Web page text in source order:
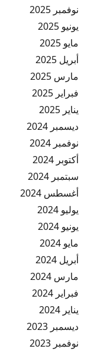
نوفمبر 2025
يونيو 2025
مايو 2025
أبريل 2025
مارس 2025
فبراير 2025
يناير 2025
ديسمبر 2024
نوفمبر 2024
أكتوبر 2024
سبتمبر 2024
أغسطس 2024
يوليو 2024
يونيو 2024
مايو 2024
أبريل 2024
مارس 2024
فبراير 2024
يناير 2024
ديسمبر 2023
نوفمبر 2023